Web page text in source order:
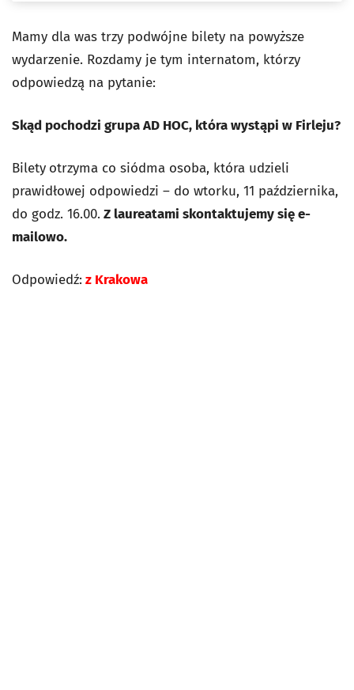
Mamy dla was trzy podwójne bilety na powyższe
wydarzenie. Rozdamy je tym internatom, którzy
odpowiedzą na pytanie:
Skąd pochodzi grupa AD HOC, która wystąpi w Firleju?
Bilety otrzyma co siódma osoba, która udzieli
prawidłowej odpowiedzi – do wtorku, 11 października,
do godz. 16.00. Z laureatami skontaktujemy się e-
mailowo.
Odpowiedź: z Krakowa